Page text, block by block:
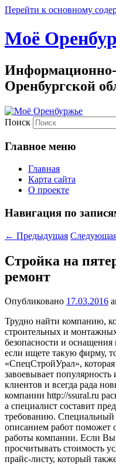
Перейти к основному
Моё
Оренбургской
Поиск
Главное меню
Главная
Карта сайта
О проекте
Навигация по
← Предыдущая
Стройка на
ремонт
Опубликовано 17.03.2016
Трудно найти компанию,
строительных и
безопасности и
если ищете такую фирму,
«СпецСтройУрал»,
завоевывает
клиентов и всегда рада
компании http://ssural.ru
а специалист составит
требованию. Специальный
описанием работ поможет
работы компании. Если Вы
просчитывать стоимость
прайс-листу, который